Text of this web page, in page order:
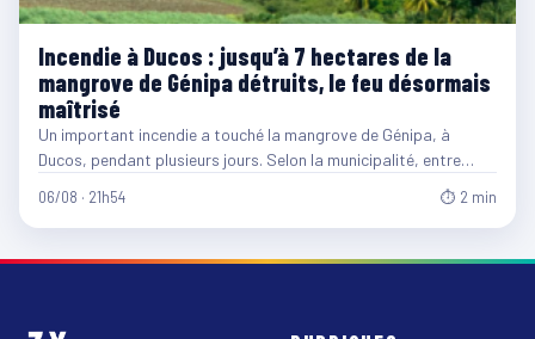
Incendie à Ducos : jusqu’à 7 hectares de la
mangrove de Génipa détruits, le feu désormais
maîtrisé
Un important incendie a touché la mangrove de Génipa, à
Ducos, pendant plusieurs jours. Selon la municipalité, entre…
06/08 · 21h54 ⏱ 2 min